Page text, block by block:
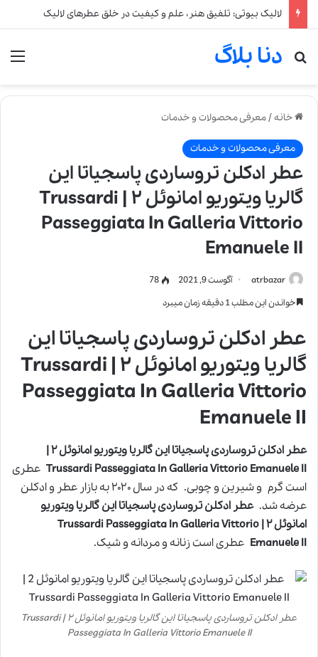
آیا استفاده از عطر برای کودکان خطرناک است؟
دنا بلاگ
جستجو برای
خانه/معرفی محصولات و خدمات
معرفی محصولات و خدمات
عطر ادکلن تروساردی پاسجیاتا این
گالریا ویتوریو امانوئل ۲ | Trussardi
Passeggiata In Galleria Vittorio
Emanuele II
atrbazar آگوست 9, 2021
78
خواندن این مطلب 1 دقیقه زمان میبرد
عطر ادکلن تروساردی پاسجیاتا این
گالریا ویتوریو امانوئل ۲ | Trussardi
Passeggiata In Galleria Vittorio
Emanuele II
عطر ادکلن تروساردی پاسجیاتا این گالریا ویتوریو امانوئل ۲ |
Trussardi Passeggiata In Galleria Vittorio Emanuele II عطری
است گرم و شیرین و چوبی. که در سال ۲۰۲۰ به بازار عطر و ادکلن
عرضه شد.عطر ادکلن تروساردی پاسجیاتا این گالریا ویتوریو
امانوئل ۲ | Trussardi Passeggiata In Galleria Vittorio
Emanuele II عطری است زنانه و مردانه و شیک.
عطر ادکلن تروساردی پاسجیاتا این گالریا ویتوریو امانوئل ۲ | Trussardi
Passeggiata In Galleria Vittorio Emanuele II